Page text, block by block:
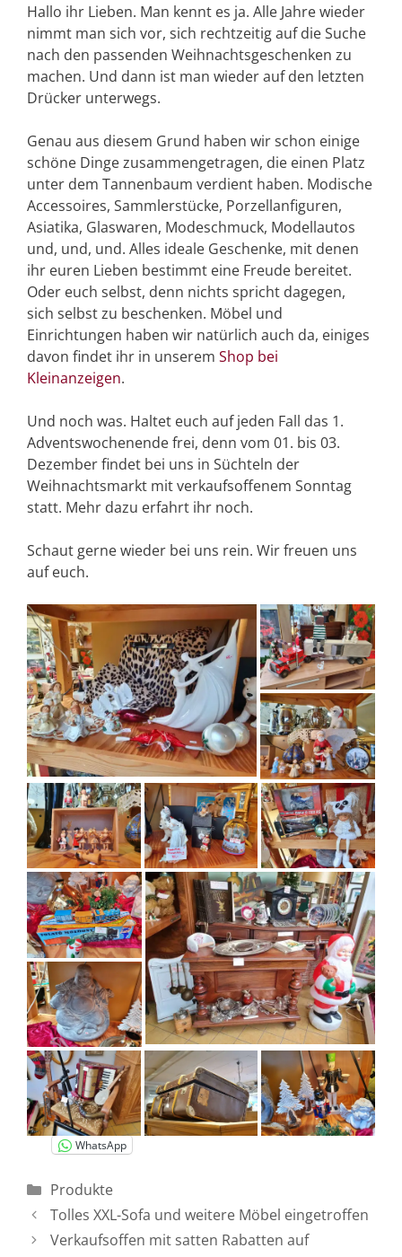
Hallo ihr Lieben. Man kennt es ja. Alle Jahre wieder
nimmt man sich vor, sich rechtzeitig auf die Suche
nach den passenden Weihnachtsgeschenken zu
machen. Und dann ist man wieder auf den letzten
Drücker unterwegs.
Genau aus diesem Grund haben wir schon einige
schöne Dinge zusammengetragen, die einen Platz
unter dem Tannenbaum verdient haben. Modische
Accessoires, Sammlerstücke, Porzellanfiguren,
Asiatika, Glaswaren, Modeschmuck, Modellautos
und, und, und. Alles ideale Geschenke, mit denen
ihr euren Lieben bestimmt eine Freude bereitet.
Oder euch selbst, denn nichts spricht dagegen,
sich selbst zu beschenken. Möbel und
Einrichtungen haben wir natürlich auch da, einiges
davon findet ihr in unserem Shop bei
Kleinanzeigen.
Und noch was. Haltet euch auf jeden Fall das 1.
Adventswochenende frei, denn vom 01. bis 03.
Dezember findet bei uns in Süchteln der
Weihnachtsmarkt mit verkaufsoffenem Sonntag
statt. Mehr dazu erfahrt ihr noch.
Schaut gerne wieder bei uns rein. Wir freuen uns
auf euch.
WhatsApp
Kategorien
Produkte
Tolles XXL-Sofa und weitere Möbel eingetroffen
Verkaufsoffen mit satten Rabatten auf